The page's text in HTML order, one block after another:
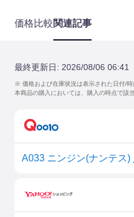
価格比較関連記事
最終更新日: 2026/08/06 06:41
※ 価格および在庫状況は表示された日付/時
本商品の購入においては、購入の時点で該